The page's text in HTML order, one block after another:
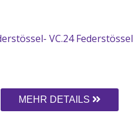
VC.24 Federstössel
MEHR DETAILS